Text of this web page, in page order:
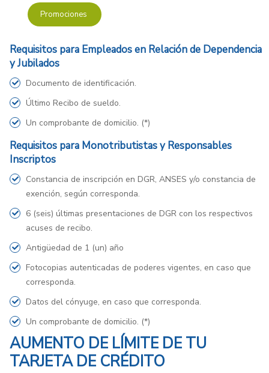
Promociones
Requisitos para Empleados en Relación de Dependencia
y Jubilados
Documento de identificación.
Último Recibo de sueldo.
Un comprobante de domicilio. (*)
Requisitos para Monotributistas y Responsables
Inscriptos
Constancia de inscripción en DGR, ANSES y/o constancia de
exención, según corresponda.
6 (seis) últimas presentaciones de DGR con los respectivos
acuses de recibo.
Antigüedad de 1 (un) año
Fotocopias autenticadas de poderes vigentes, en caso que
corresponda.
Datos del cónyuge, en caso que corresponda.
Un comprobante de domicilio. (*)
AUMENTO DE LÍMITE DE TU
TARJETA DE CRÉDITO